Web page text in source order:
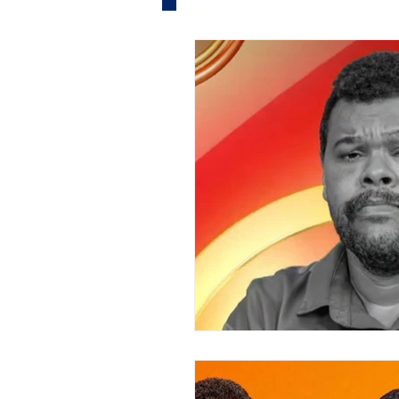
Informe Publicitário
Acidente Tecnologia
Nota de